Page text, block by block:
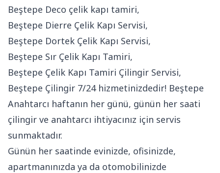
Beştepe Deco çelik kapı tamiri,
Beştepe Dierre Çelik Kapı Servisi,
Beştepe Dortek Çelik Kapı Servisi,
Beştepe Sır Çelik Kapı Tamiri,
Beştepe Çelik Kapı Tamiri Çilingir Servisi,
Beştepe Çilingir 7/24 hizmetinizdedir! Beştepe
Anahtarcı haftanın her günü, günün her saati
çilingir ve anahtarcı ihtiyacınız için servis
sunmaktadır.
Günün her saatinde evinizde, ofisinizde,
apartmanınızda ya da otomobilinizde